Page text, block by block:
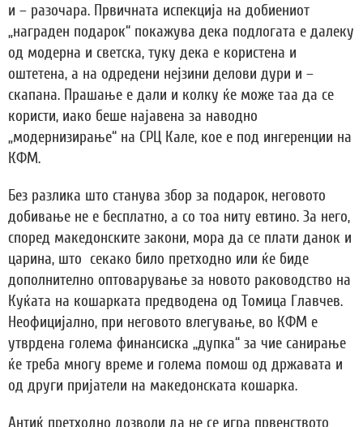
и – разочара. Првичната испекција на добиениот
„награден подарок“ покажува дека подлогата е далеку
од модерна и светска, туку дека е користена и
оштетена, а на одредени нејзини делови дури и –
скапана. Прашање е дали и колку ќе може таа да се
користи, иако беше најавена за наводно
„модернизирање“ на СРЦ Кале, кое е под ингеренции на
КФМ.
Без разлика што станува збор за подарок, неговото
добивање не е бесплатно, а со тоа ниту евтино. За него,
според македонските закони, мора да се плати данок и
царина, што секако било претходно или ќе биде
дополнително оптоварување за новото раководство на
Куќата на кошарката предводена од Томица Главчев.
Неофицијално, при неговото влегување, во КФМ е
утврдена голема финансиска „дупка“ за чие санирање
ќе треба многу време и голема помош од државата и
од други пријатели на македонската кошарка.
Антиќ претходно дозволи да не се игра првенството